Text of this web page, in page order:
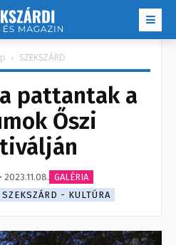
SZEKSZÁRD
pattantak a
Őszi
2023.11.08. GALÉRIA
SZEKSZÁRD - KULTÚRA